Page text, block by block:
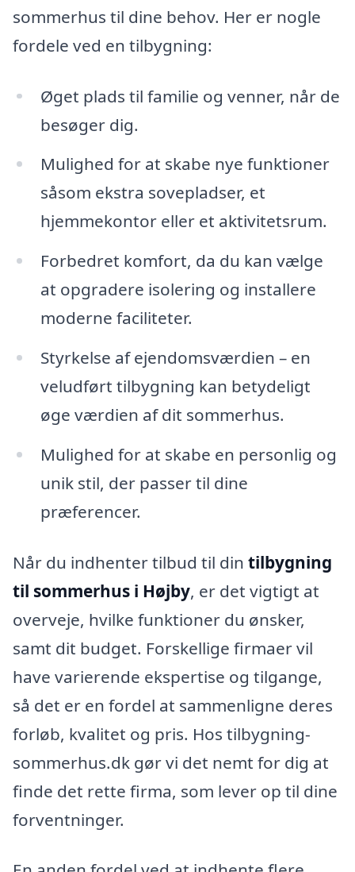
sommerhus til dine behov. Her er nogle
fordele ved en tilbygning:
Øget plads til familie og venner, når de
besøger dig.
Mulighed for at skabe nye funktioner
såsom ekstra sovepladser, et
hjemmekontor eller et aktivitetsrum.
Forbedret komfort, da du kan vælge
at opgradere isolering og installere
moderne faciliteter.
Styrkelse af ejendomsværdien – en
veludført tilbygning kan betydeligt
øge værdien af dit sommerhus.
Mulighed for at skabe en personlig og
unik stil, der passer til dine
præferencer.
Når du indhenter tilbud til din tilbygning
til sommerhus i Højby, er det vigtigt at
overveje, hvilke funktioner du ønsker,
samt dit budget. Forskellige firmaer vil
have varierende ekspertise og tilgange,
så det er en fordel at sammenligne deres
forløb, kvalitet og pris. Hos tilbygning-
sommerhus.dk gør vi det nemt for dig at
finde det rette firma, som lever op til dine
forventninger.